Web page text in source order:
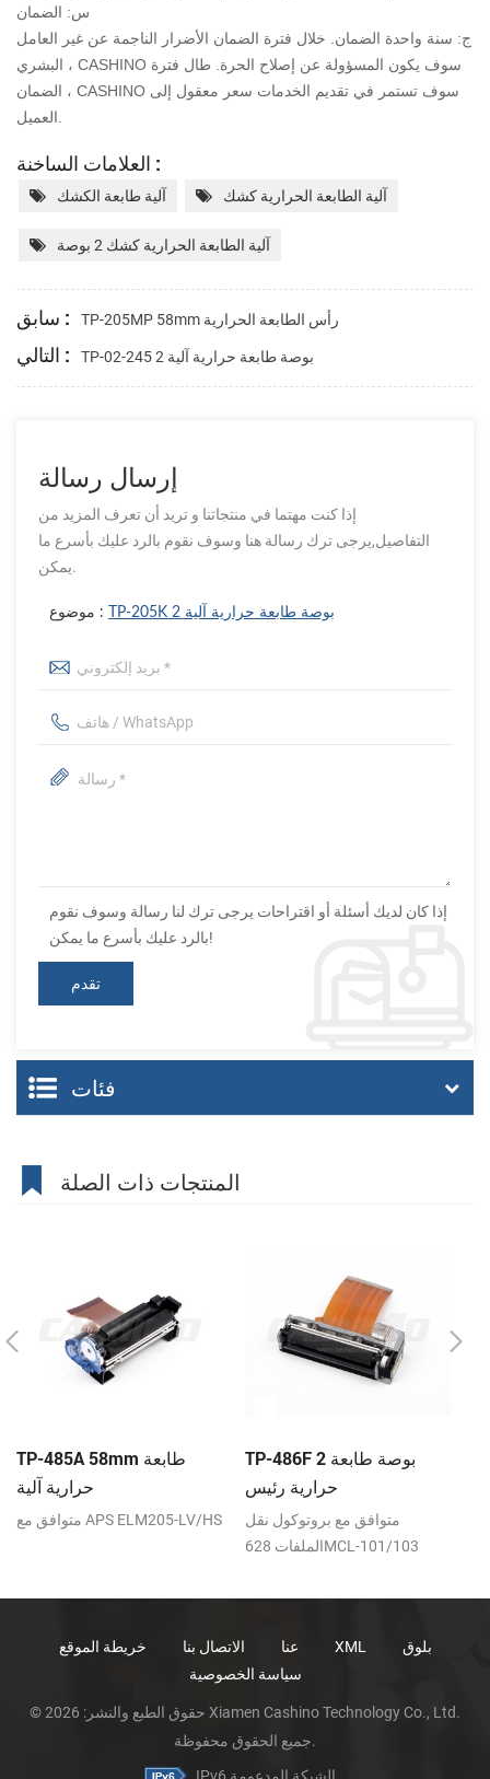
س: الضمان
ج: سنة واحدة الضمان. خلال فترة الضمان الأضرار الناجمة عن غير العامل
البشري ، CASHINO سوف يكون المسؤولة عن إصلاح الحرة. طال فترة
الضمان ، CASHINO سوف تستمر في تقديم الخدمات سعر معقول إلى
العلامات الساخنة :
آلية طابعة الكشك آلية الطابعة الحرارية كشك
آلية الطابعة الحرارية كشك 2 بوصة
سابق : TP-205MP 58mm رأس الطابعة الحرارية
التالي : TP-02-245 2 بوصة طابعة حرارية آلية
إرسال رسالة
إذا كنت مهتما في منتجاتنا و تريد أن تعرف المزيد من
التفاصيل,يرجى ترك رسالة هنا وسوف نقوم بالرد عليك بأسرع ما
يمكن.
موضوع : TP-205K 2 بوصة طابعة حرارية آلية
إذا كان لديك أسئلة أو اقتراحات يرجى ترك لنا رسالة وسوف نقوم
بالرد عليك بأسرع ما يمكن!
فئات
المنتجات ذات الصلة
TP-485A 58mm طابعة
حرارية آلية
متوافق مع APS ELM205-LV/HS
TP-486F 2 بوصة طابعة
حرارية رئيس
متوافق مع بروتوكول نقل
الملفات 628MCL-101/103
عنا الاتصال بنا خريطة الموقع XML
بلوق
سياسة الخصوصية
© حقوق الطبع والنشر: 2026 Xiamen Cashino Technology Co., Ltd.
جميع الحقوق محفوظة.